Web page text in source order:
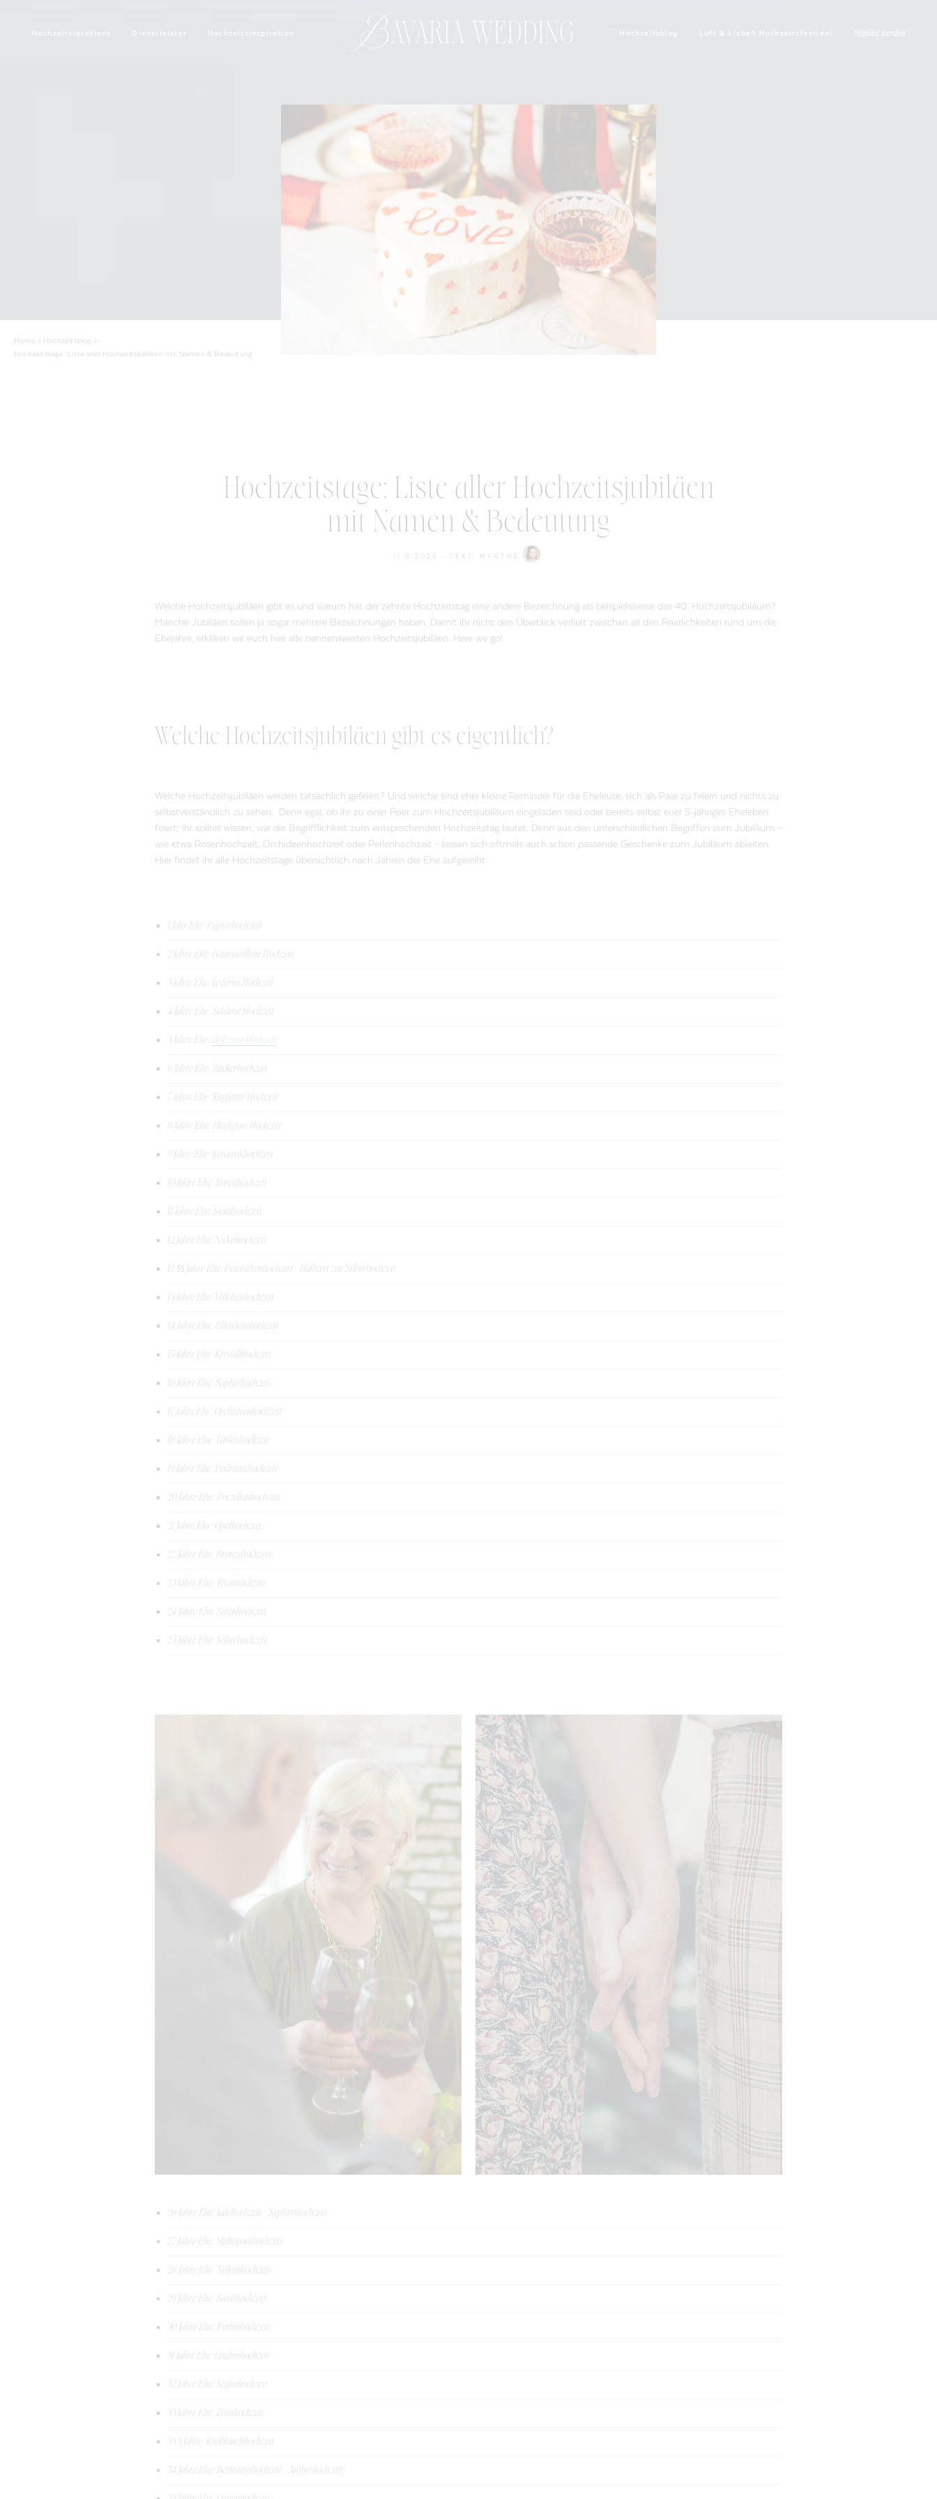
Hochzeitslocations Dienstleister Hochzeitsinspiration Bavaria wedding Hochzeitsblog Luft & Liebe® Hochzeitsfestival Mitglied werden
Home » Hochzeitsblog »
Hochzeitstage: Liste aller Hochzeitsjubiläen mit Namen & Bedeutung
Hochzeitstage: Liste aller Hochzeitsjubiläen
mit Namen & Bedeutung
11.8.2025 • TEXT: MYRTHE
Welche Hochzeitsjubiläen gibt es und warum hat der zehnte Hochzeitstag eine andere Bezeichnung als beispielsweise das 40. Hochzeitsjubiläum?
Manche Jubiläen sollen ja sogar mehrere Bezeichnungen haben. Damit ihr nicht den Überblick verliert zwischen all den Feierlichkeiten rund um die
Ehejahre, erklären wir euch hier alle nennenswerten Hochzeitsjubiläen. Here we go!
Welche Hochzeitsjubiläen gibt es eigentlich?
Welche Hochzeitsjubiläen werden tatsächlich gefeiert? Und welche sind eher kleine Reminder für die Eheleute, sich als Paar zu feiern und nichts zu
selbstverständlich zu sehen. Denn egal, ob ihr zu einer Feier zum Hochzeitsjubiläum eingeladen seid oder bereits selbst euer 5-jähriges Eheleben
feiert; ihr solltet wissen, wie die Begrifflichkeit zum entsprechenden Hochzeitstag lautet. Denn aus den unterschiedlichen Begriffen zum Jubiläum –
wie etwa Rosenhochzeit, Orchideenhochzeit oder Perlenhochzeit – lassen sich oftmals auch schon passende Geschenke zum Jubiläum ableiten.
Hier findet ihr alle Hochzeitstage übersichtlich nach Jahren der Ehe aufgereiht:
1 Jahr Ehe: Papierhochzeit
2 Jahre Ehe: Baumwollene Hochzeit
3 Jahre Ehe: Lederne Hochzeit
4 Jahre Ehe: Seidene Hochzeit
5 Jahre Ehe: Hölzerne Hochzeit
6 Jahre Ehe: Zuckerhochzeit
7 Jahre Ehe: Kupferne Hochzeit
8 Jahre Ehe: Blecherne Hochzeit
9 Jahre Ehe: Keramikhochzeit
10 Jahre Ehe: Rosenhochzeit
11 Jahre Ehe: Stahlhochzeit
12 Jahre Ehe: Nickelhochzeit
12 ½ Jahre Ehe: Petersilienhochzeit - Halbzeit zur Silberhochzeit
13 Jahre Ehe: Veilchenhochzeit
14 Jahre Ehe: Elfenbeinhochzeit
15 Jahre Ehe: Kristallhochzeit
16 Jahre Ehe: Saphirhochzeit
17 Jahre Ehe: Orchideenhochzeit
18 Jahre Ehe: Türkishochzeit
19 Jahre Ehe: Perlmutthochzeit
20 Jahre Ehe: Porzellanhochzeit
21 Jahre Ehe: Opalhochzeit:
22 Jahre Ehe: Bronzehochzeit
23 Jahre Ehe: Titanhochzeit
24 Jahre Ehe: Satinhochzeit
25 Jahre Ehe: Silberhochzeit
26 Jahre Ehe: Jadehochzeit / Nephrithochzeit
27 Jahre Ehe: Mahagonihochzeit
28 Jahre Ehe: Nelkenhochzeit
29 Jahre Ehe: Samthochzeit
30 Jahre Ehe: Perlenhochzeit
31 Jahre Ehe: Lindenhochzeit
32 Jahre Ehe: Seifenhochzeit
33 Jahre Ehe: Zinnhochzeit
33,3 Jahre; Knoblauchhochzeit
34 Jahre Ehe: Bernsteinhochzeit / Amberhochzeit